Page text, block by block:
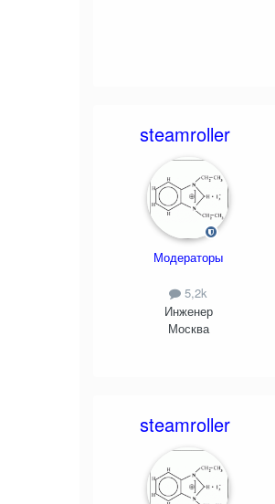
steamroller
Модераторы
5,2k
Инженер
Москва
steamroller